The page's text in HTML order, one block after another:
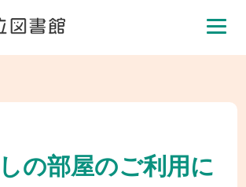
の部屋のご利用に